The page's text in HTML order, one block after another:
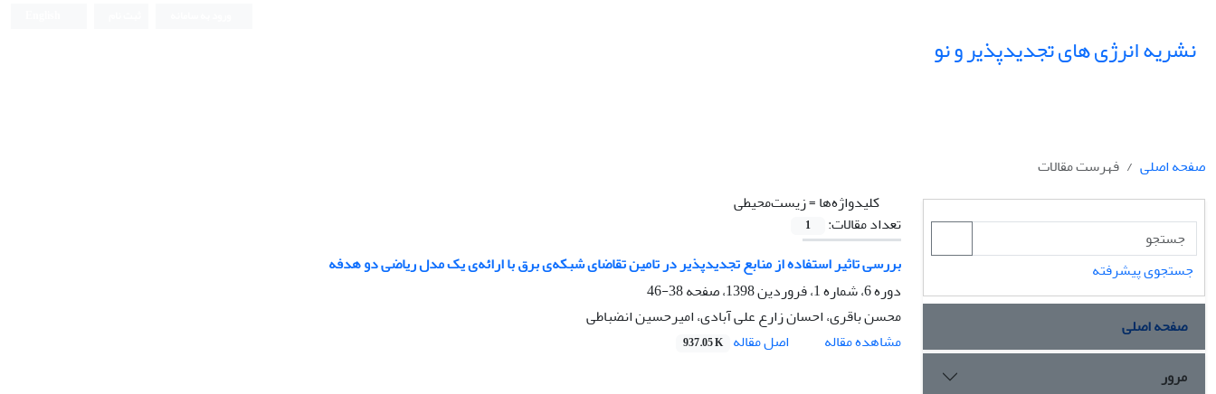
نشریه انرژی های تجدیدپذیر و نو
صفحه اصلی
فهرست مقالات
کلیدواژه‌ها =زیست‌محیطی
تعداد مقالات:
1
بررسی تاثیر استفاده از منابع تجدیدپذیر در تامین تقاضای شبکه‌ی برق با ارائه‌ی یک مدل ریاضی دو هدفه
دوره 6، شماره 1، فروردین 1398، صفحه
38-46
محسن باقری، احسان زارع علی آبادی، امیرحسین انضباطی
مشاهده مقاله
اصل مقاله 937.05 K
جستجوی پیشرفته
صفحه اصلی
مرور